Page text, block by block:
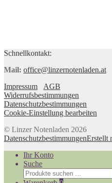
Schnellkontakt:
Mail: office@linzernotenladen.at
Impressum
AGB
Widerrufsbestimmungen
Datenschutzbestimmungen
Cookie-Einstellung bearbeiten
© Linzer Notenladen 2026
DatenschutzbestimmungenErstellt
Ihr Konto
Suche
Suchen
nach: